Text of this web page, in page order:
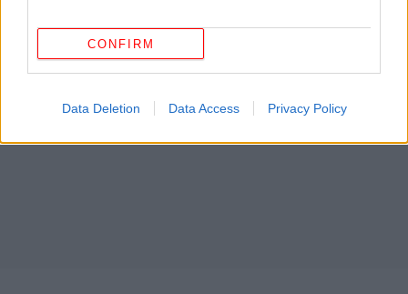
CONFIRM
Data Deletion Data Access Privacy Policy